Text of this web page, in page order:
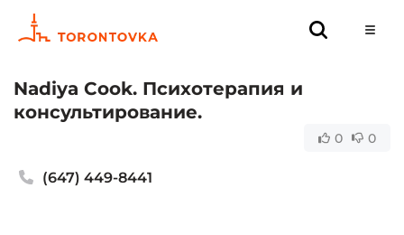
Nadiya Cook. Психотерапия и
консультирование.
0 0
(647) 449-8441